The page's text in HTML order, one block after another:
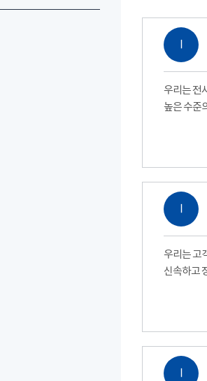
Ⅰ
우리는 전
높은 수준
Ⅰ
우리는 고
신속하고
Ⅰ